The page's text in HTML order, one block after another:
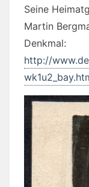
Seine
Martin
Denkmal:
http://